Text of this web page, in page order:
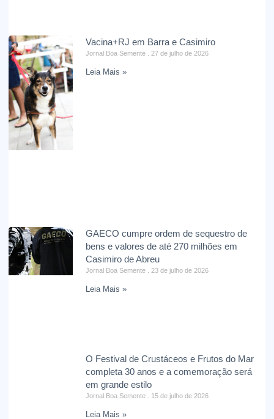
Vacina+RJ em Barra e Casimiro
Jornal Boa Semente 27 de julho de 2026
Leia Mais »
GAECO cumpre ordem de sequestro de
bens e valores de até 270 milhões em
Casimiro de Abreu
Jornal Boa Semente 23 de julho de 2026
Leia Mais »
O Festival de Crustáceos e Frutos do Mar
completa 30 anos e a comemoração será
em grande estilo
Jornal Boa Semente 15 de julho de 2026
Leia Mais »